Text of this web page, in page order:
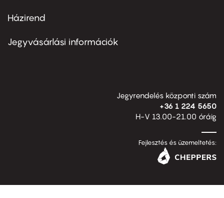
Footer
second
Házirend
Jegyvásárlási információk
Jegyrendelés központi szám
+36 1 224 5650
H-V 13.00-21.00 óráig
Fejlesztés és üzemeltetés: